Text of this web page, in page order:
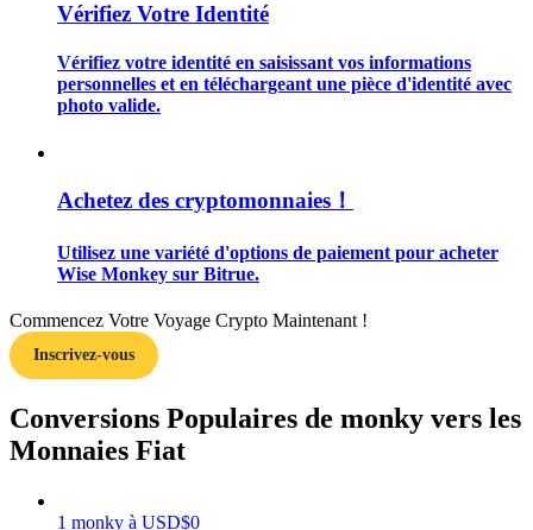
Guide de démarrage des contrats à terme
Stratégies de trading
Gagner
Vérifiez Votre Identité
Vérifiez votre identité en saisissant vos informations
personnelles et en téléchargeant une pièce d'identité avec
photo valide.
Achetez des cryptomonnaies！
Utilisez une variété d'options de paiement pour acheter
Wise Monkey sur Bitrue.
Commencez Votre Voyage Crypto Maintenant !
Inscrivez-vous
Conversions Populaires de monky vers les
Monnaies Fiat
1 monky à USD$0